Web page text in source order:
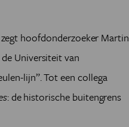
zegt hoofdonderzoeker Martin
Universiteit van
lijn”. Tot een collega
: de historische buitengrens